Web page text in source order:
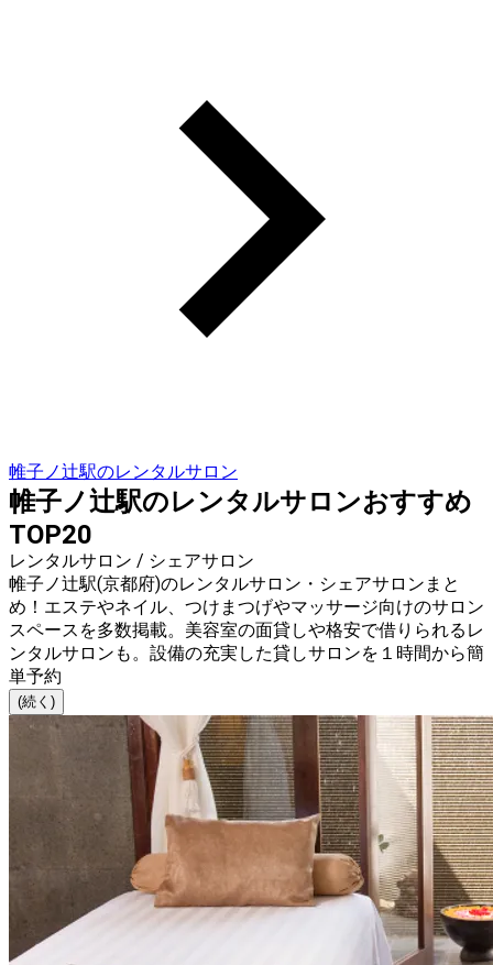
帷子ノ辻駅のレンタルサロン
帷子ノ辻駅のレンタルサロンおすすめ
TOP20
レンタルサロン / シェアサロン
帷子ノ辻駅(京都府)のレンタルサロン・シェアサロンまと
め！エステやネイル、つけまつげやマッサージ向けのサロン
スペースを多数掲載。美容室の面貸しや格安で借りられるレ
ンタルサロンも。設備の充実した貸しサロンを１時間から簡
単予約
(続く)